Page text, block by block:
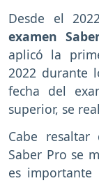
Desde el
examen
aplicó la
2022 durante
fecha del
superior, se
Cabe
Saber Pro se
es